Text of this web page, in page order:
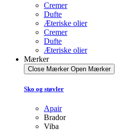
Cremer
Dufte
Æteriske olier
Cremer
Dufte
Æteriske olier
Mærker
Close Mærker Open Mærker
Sko og støvler
Apair
Brador
Viba